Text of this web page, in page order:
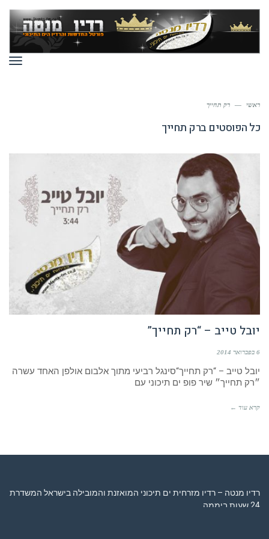
ראשי — רק תחייך
כל הפוסטים ברק תחייך
יובל טייב – “רק תחייך”
6 בפברואר 2014
יובל טייב – “רק תחייך“סינגל רביעי מתוך אלבום אולפן האחד עשרה
״רק תחייך״ שיר פופ ים תיכוני עם
קרא עוד ←
רדיו מנטה – רדיו מזרחית ים תיכוני המואזנת והמובילה בישראל המשדרת
24 שעות ביממה,